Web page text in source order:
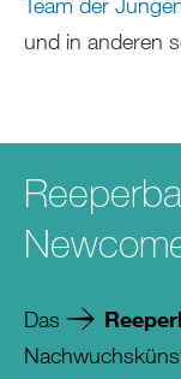
und in anderen
Das